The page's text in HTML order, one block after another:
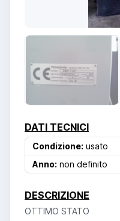
DATI TECNICI
Condizione: usato
Anno: non definito
DESCRIZIONE
OTTIMO STATO